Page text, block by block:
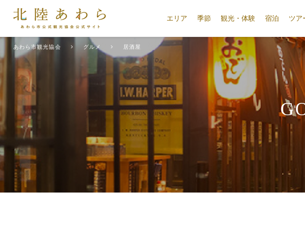
エリア 季節 観光・体験 宿泊 ツア
あわら市観光協会 グルメ 居酒屋